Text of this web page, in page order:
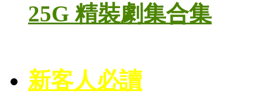
25G 精裝劇集合集
新客人必讀